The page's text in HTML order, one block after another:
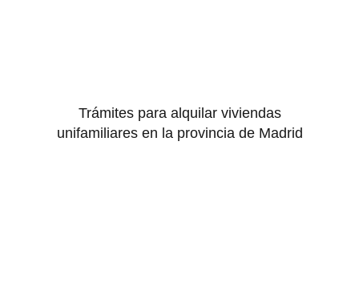
Trámites para alquilar viviendas
unifamiliares en la provincia de Madrid